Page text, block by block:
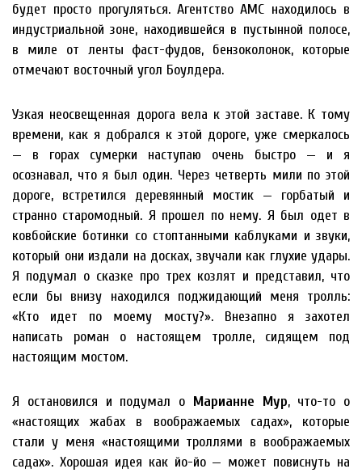
будет просто прогуляться. Агентство AMC находилось в
индустриальной зоне, находившейся в пустынной полосе,
в миле от ленты фаст-фудов, бензоколонок, которые
отмечают восточный угол Боулдера.
Узкая неосвещенная дорога вела к этой заставе. К тому
времени, как я добрался к этой дороге, уже смеркалось
— в горах сумерки наступаю очень быстро — и я
осознавал, что я был один. Через четверть мили по этой
дороге, встретился деревянный мостик — горбатый и
странно старомодный. Я прошел по нему. Я был одет в
ковбойские ботинки со стоптанными каблуками и звуки,
который они издали на досках, звучали как глухие удары.
Я подумал о сказке про трех козлят и представил, что
если бы внизу находился поджидающий меня тролль:
«Кто идет по моему мосту?». Внезапно я захотел
написать роман о настоящем тролле, сидящем под
настоящим мостом.
Я остановился и подумал о Марианне Мур, что-то о
«настоящих жабах в воображаемых садах», которые
стали у меня «настоящими троллями в воображаемых
садах». Хорошая идея как йо-йо — может повиснуть на